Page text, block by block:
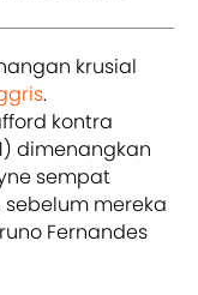
krusial
.
kontra
dimenangkan
sempat
mereka
Fernandes